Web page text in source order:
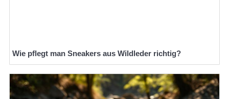
Wie pflegt man Sneakers aus Wildleder richtig?